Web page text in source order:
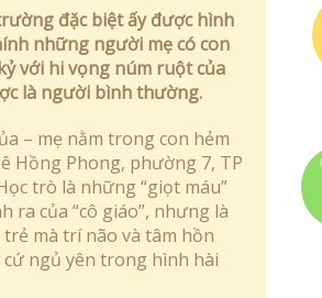
đặc biệt ấy được hình
những người mẹ có con
với hi vọng núm ruột của
là người bình thường.
– mẹ nằm trong con hẻm
Hồng Phong, phường 7, TP
trò là những “giọt máu”
ra của “cô giáo”, nhưng là
mà trí não và tâm hồn
ngủ yên trong hình hài